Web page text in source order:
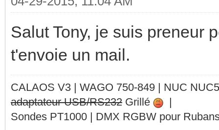
Salut Tony, je suis preneur
t'envoie un mail.
CALAOS V3 | WAGO 750-849 | NUC
adaptateur USB/RS232 Grillé
|
Sondes PT1000 | DMX RGBW pour